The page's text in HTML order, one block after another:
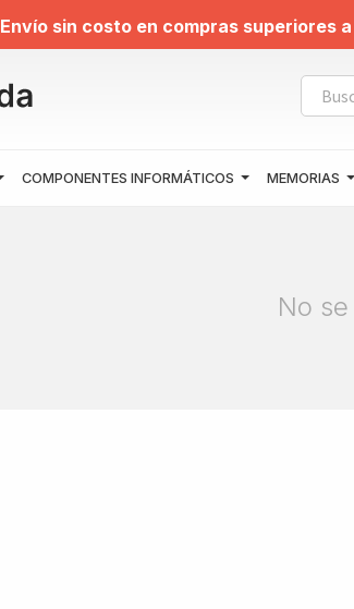
Envío sin costo en compras superiores
COMPONENTES INFORMÁTICOS MEMORIAS
No